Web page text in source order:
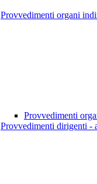
Provvedimenti organi
Provvedimenti
Provvedimenti dirigenti -